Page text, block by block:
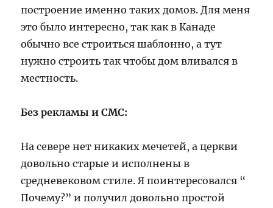
построение именно таких домов. Для меня
это было интересно, так как в Канаде
обычно все строиться шаблонно, а тут
нужно строить так чтобы дом вливался в
местность.
Без рекламы и СМС:
На севере нет никаких мечетей, а церкви
довольно старые и исполнены в
средневековом стиле. Я поинтересовался “
Почему?” и получил довольно простой